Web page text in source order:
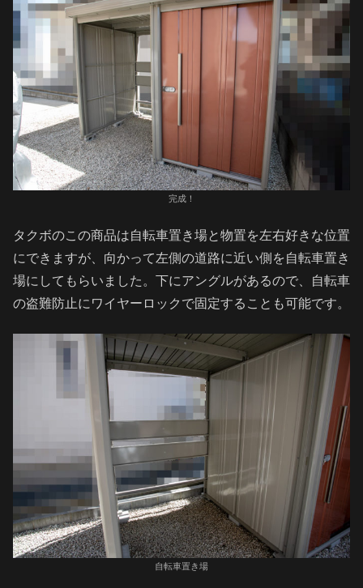
完成！
タクボのこの商品は自転車置き場と物置を左右好きな位置
にできますが、向かって左側の道路に近い側を自転車置き
場にしてもらいました。下にアングルがあるので、自転車
の盗難防止にワイヤーロックで固定することも可能です。
自転車置き場